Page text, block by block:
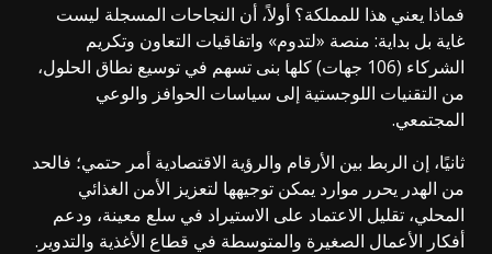
فماذا يعني هذا للمملكة؟ أولاً، أن النجاحات المسجلة ليست
غاية بل بداية: منصة «لتدوم» واتفاقيات التعاون وتكريم
الشركاء (106 جهات) كلها بنى تسهم في توسيع نطاق الحلول،
من التقنيات اللوجستية إلى سياسات الحوافز والوعي
المجتمعي.
ثانيًا، إن الربط بين الأرقام والرؤية الاقتصادية أمر حتمي؛ فالحد
من الهدر يحرر موارد يمكن توجيهها لتعزيز الأمن الغذائي
المحلي، تقليل الاعتماد على الاستيراد في سلع معينة، ودعم
أفكار الأعمال الصغيرة والمتوسطة في قطاع الأغذية والتدوير.